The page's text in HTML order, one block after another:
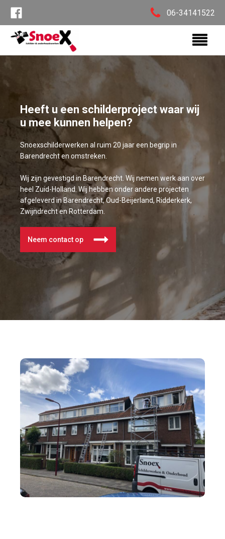
06-34141522
Heeft u een schilderproject waar wij
u mee kunnen helpen?
Snoexschilderwerken al ruim 20 jaar een begrip in
Barendrecht en omstreken.
Wij zijn gevestigd in Barendrecht. Wij nemen werk aan over
heel Zuid-Holland. Wij hebben onder andere projecten
afgeleverd in Barendrecht, Oud-Beijerland, Ridderkerk,
Zwijndrecht en Rotterdam.
Neem contact op